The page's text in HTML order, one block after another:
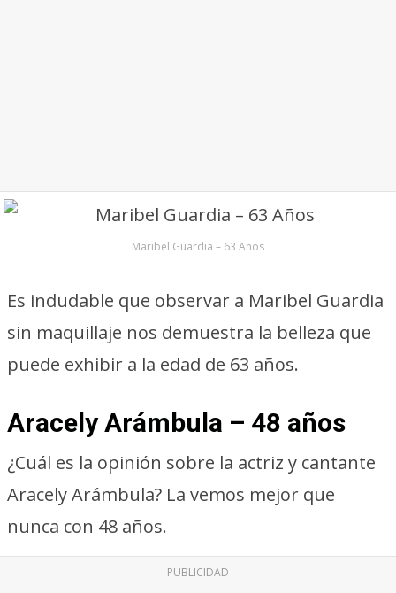
Maribel Guardia – 63 Años
Es indudable que observar a Maribel Guardia
sin maquillaje nos demuestra la belleza que
puede exhibir a la edad de 63 años.
Aracely Arámbula – 48 años
¿Cuál es la opinión sobre la actriz y cantante
Aracely Arámbula? La vemos mejor que
nunca con 48 años.
PUBLICIDAD